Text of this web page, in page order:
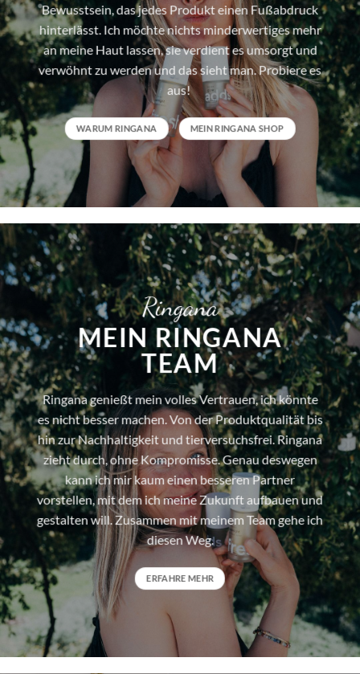
Bewusstsein, das jedes Produkt einen Fußabdruck
hinterlässt. Ich möchte nichts minderwertiges mehr
an meine Haut lassen, sie verdient es umsorgt und
verwöhnt zu werden und das sieht man. Probiere es
aus!
WARUM RINGANA MEIN RINGANA SHOP
Ringana
MEIN RINGANA
TEAM
Ringana genießt mein volles Vertrauen, ich könnte
es nicht besser machen. Von der Produktqualität bis
hin zur Nachhaltigkeit und tierversuchsfrei. Ringana
zieht durch, ohne Kompromisse. Genau deswegen
kann ich mir kaum einen besseren Partner
vorstellen, mit dem ich meine Zukunft aufbauen und
gestalten will. Zusammen mit meinem Team gehe ich
diesen Weg.
ERFAHRE MEHR